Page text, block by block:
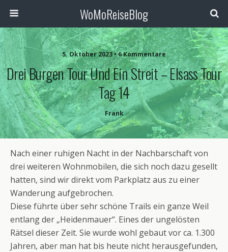
WoMoReiseBlog
5. Oktober 2023 • 6 Kommentare
Drei Burgen Tour Und Ein Streit – Elsass Tour
Tag 14
Frank
Nach einer ruhigen Nacht in der Nachbarschaft von
drei weiteren Wohnmobilen, die sich noch dazu gesellt
hatten, sind wir direkt vom Parkplatz aus zu einer
Wanderung aufgebrochen.
Diese führte über sehr schöne Trails ein ganze Weil
entlang der „Heidenmauer“. Eines der ungelösten
Rätsel dieser Zeit. Sie wurde wohl gebaut vor ca. 1.300
Jahren, aber man hat bis heute nicht herausgefunden,